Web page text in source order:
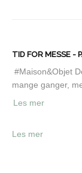
TID FOR MESSE -
#Maison&Objet
mange ganger,
Les mer
Les mer